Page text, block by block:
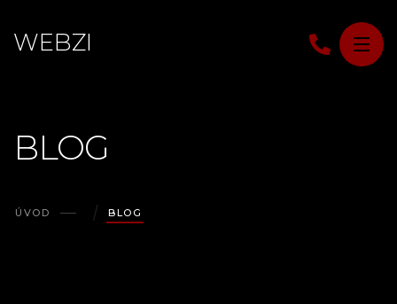
WEBZI
BLOG
ÚVOD BLOG